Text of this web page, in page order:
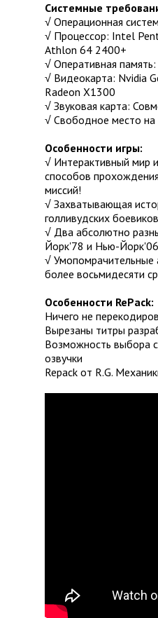
Системные
√ Операционная
√ Процессор: Intel
Athlon 64 2400+
√ Оперативная
√ Видеокарта: Nvidia
Radeon Х1300
√ Звуковая карта:
√ Свободное место на
Особенности игры:
√ Интерактивный мир
способов
миссий!
√ Захватывающая
голливудских
√ Два абсолютно
Йорк'78 и Нью-
√ Умопомрачительные
более восьмидесяти
Особенности RePack:
Ничего не
Вырезаны титры
Возможность выбора
озвучки
Repack от R.G.